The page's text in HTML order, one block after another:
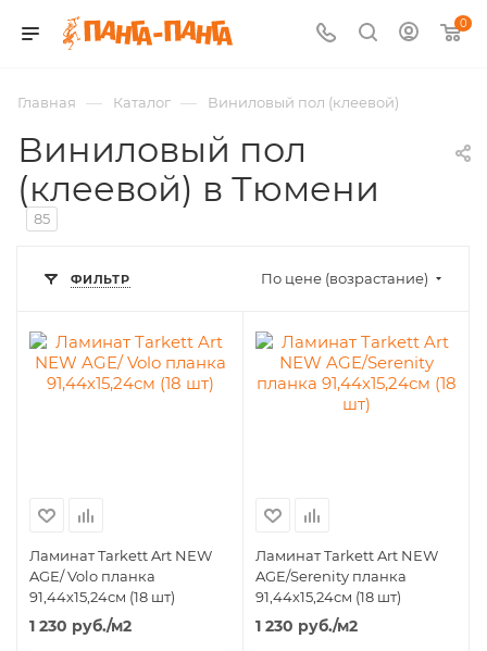
0
Главная — Каталог — Виниловый пол (клеевой)
Виниловый пол
(клеевой) в Тюмени
85
ФИЛЬТР По цене (возрастание)
Ламинат Tarkett Art NЕW
AGE/ Volo планка
91,44х15,24см (18 шт)
1 230 руб./м2
Ламинат Tarkett Art NЕW
AGE/Serenity планка
91,44х15,24см (18 шт)
1 230 руб./м2